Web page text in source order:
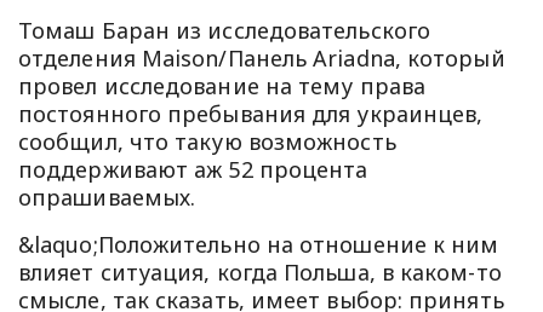
Томаш Баран из исследовательского
отделения Maison/Панель Ariadna, который
провел исследование на тему права
постоянного пребывания для украинцев,
сообщил, что такую возможность
поддерживают аж 52 процента
опрашиваемых.
&laquo;Положительно на отношение к ним
влияет ситуация, когда Польша, в каком-то
смысле, так сказать, имеет выбор: принять